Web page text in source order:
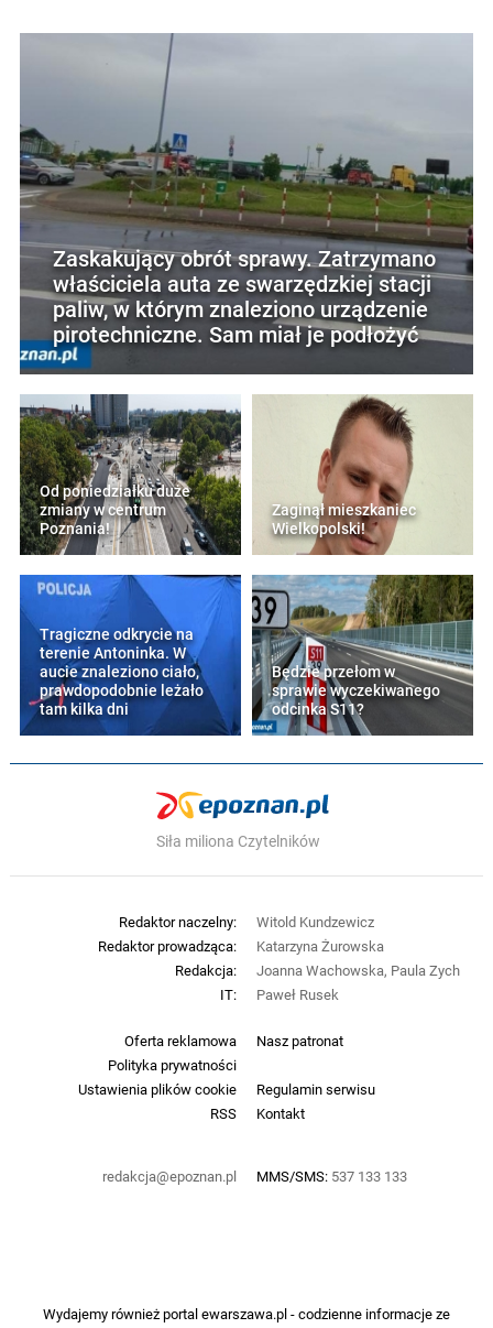
Zaskakujący obrót sprawy. Zatrzymano
właściciela auta ze swarzędzkiej stacji
paliw, w którym znaleziono urządzenie
pirotechniczne. Sam miał je podłożyć
Od poniedziałku duże
zmiany w centrum
Poznania!
Zaginął mieszkaniec
Wielkopolski!
Tragiczne odkrycie na
terenie Antoninka. W
aucie znaleziono ciało,
prawdopodobnie leżało
tam kilka dni
Będzie przełom w
sprawie wyczekiwanego
odcinka S11?
Siła miliona Czytelników
Oferta reklamowa
Nasz patronat
Polityka prywatności
Ustawienia plików cookie
Regulamin serwisu
RSS
Kontakt
redakcja@epoznan.pl MMS/SMS: 537 133 133
Redaktor naczelny:
Witold Kundzewicz
Redaktor prowadząca:
Katarzyna Żurowska
Redakcja:
Joanna Wachowska, Paula Zych
IT:
Paweł Rusek
Wydajemy również portalewarszawa.pl- codzienne informacje ze